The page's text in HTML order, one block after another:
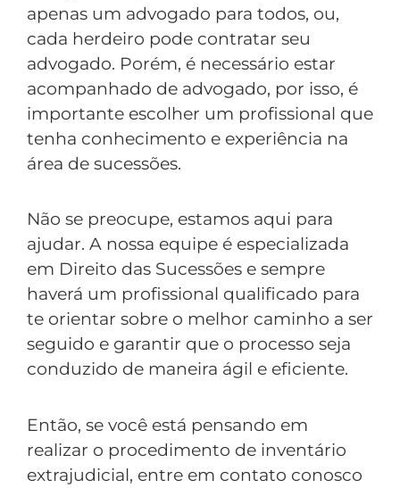
apenas um advogado para todos, ou,
cada herdeiro pode contratar seu
advogado. Porém, é necessário estar
acompanhado de advogado, por isso, é
importante escolher um profissional que
tenha conhecimento e experiência na
área de sucessões.
Não se preocupe, estamos aqui para
ajudar. A nossa equipe é especializada
em Direito das Sucessões e sempre
haverá um profissional qualificado para
te orientar sobre o melhor caminho a ser
seguido e garantir que o processo seja
conduzido de maneira ágil e eficiente.
Então, se você está pensando em
realizar o procedimento de inventário
extrajudicial, entre em contato conosco